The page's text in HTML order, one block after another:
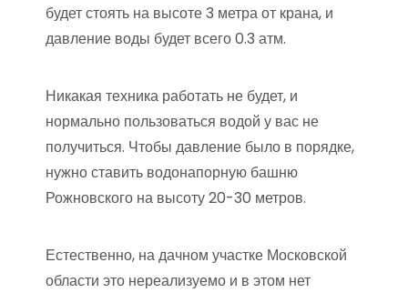
будет стоять на высоте 3 метра от крана, и
давление воды будет всего 0.3 атм.
Никакая техника работать не будет, и
нормально пользоваться водой у вас не
получиться. Чтобы давление было в порядке,
нужно ставить водонапорную башню
Рожновского на высоту 20-30 метров.
Естественно, на дачном участке Московской
области это нереализуемо и в этом нет